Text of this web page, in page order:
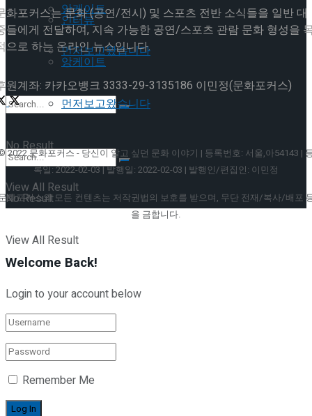
앙케이트
먼저보고왔습니다
No Result
View All Result
인터뷰
앙케이트
먼저보고왔습니다
No Result
View All Result
화포커스는 문화 (공연/전시) 및 스포츠 전반 소식들을 일반 대
들에게 전달하여, 지속 가능한 공연/스포츠 관람 문화 형성을
으로 하는 온라인 뉴스입니다.
원계좌: 카카오뱅크 3333-29-3135186 이민정(문화포커스)
2022 문화포커스 - 당신이 알고 싶던 문화 이야기 | 등록번호: 서울,아54143 |
록일: 2022-02-03 | 발행일: 2022-02-03 | 발행인/편집인: 이민정
화포커스의 모든 컨텐츠는 저작권법의 보호를 받으며, 무단 전재/복사/배포
을 금합니다.
Welcome Back!
Login to your account below
Remember Me